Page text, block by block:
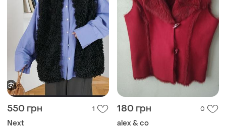
550 грн 1
Next
180 грн 0
alex & co